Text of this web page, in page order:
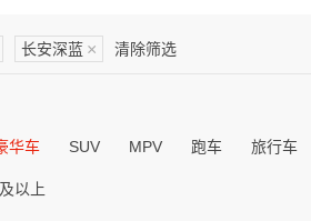
长安深蓝 × 清除筛选
华车 SUV MPV 跑车 旅行车
以上